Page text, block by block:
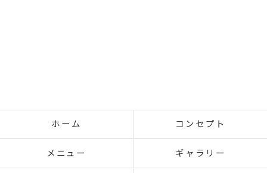
ホーム コンセプト
メニュー ギャラリー